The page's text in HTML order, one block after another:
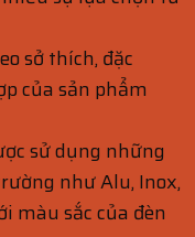
sở thích, đặc
của sản phẩm
sử dụng những
như Alu, Inox,
màu sắc của đèn